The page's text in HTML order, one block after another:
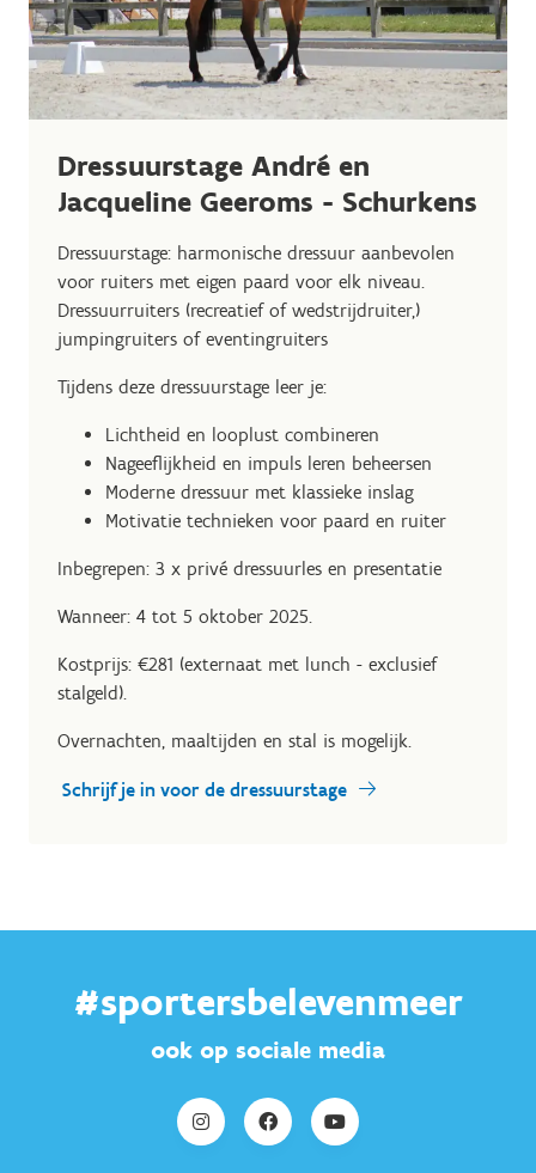
Dressuurstage André en
Jacqueline Geeroms - Schurkens
Dressuurstage: harmonische dressuur aanbevolen
voor ruiters met eigen paard voor elk niveau.
Dressuurruiters (recreatief of wedstrijdruiter,)
jumpingruiters of eventingruiters
Tijdens deze dressuurstage leer je:
Lichtheid en looplust combineren
Nageeflijkheid en impuls leren beheersen
Moderne dressuur met klassieke inslag
Motivatie technieken voor paard en ruiter
Inbegrepen: 3 x privé dressuurles en presentatie
Wanneer: 4 tot 5 oktober 2025.
Kostprijs: €281 (externaat met lunch - exclusief
stalgeld).
Overnachten, maaltijden en stal is mogelijk.
Schrijf je in voor de dressuurstage
#sportersbelevenmeer
ook op sociale media